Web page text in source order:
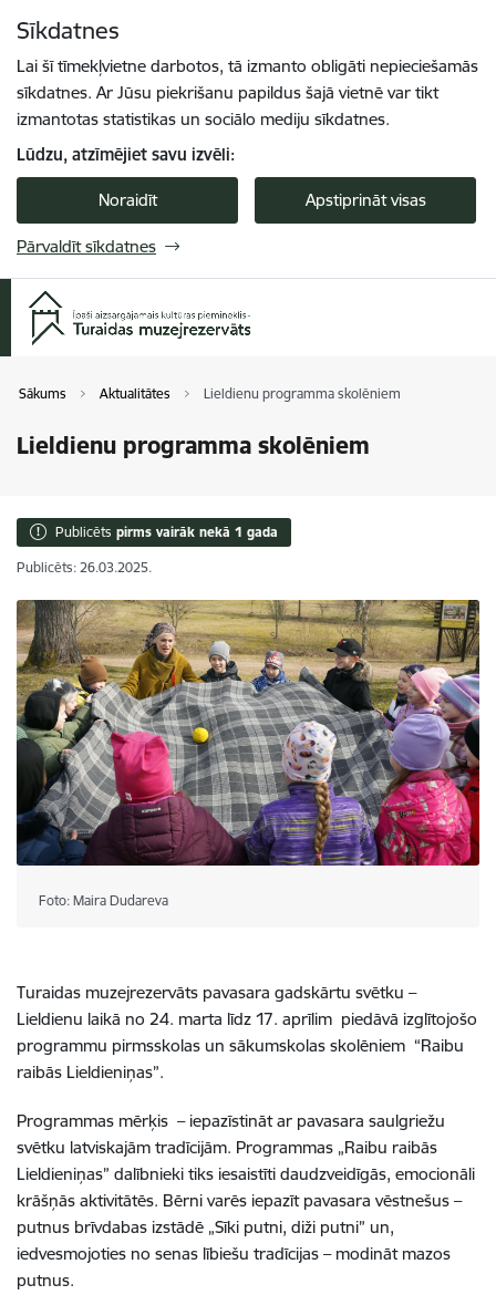
Sīkdatnes
Lai šī tīmekļvietne darbotos, tā izmanto obligāti nepieciešamās
sīkdatnes. Ar Jūsu piekrišanu papildus šajā vietnē var tikt
izmantotas statistikas un sociālo mediju sīkdatnes.
Lūdzu, atzīmējiet savu izvēli:
Noraidīt Apstiprināt visas
Pārvaldīt sīkdatnes
Sākums Aktualitātes Lieldienu programma skolēniem
Lieldienu programma skolēniem
Publicēts pirms vairāk nekā 1 gada
Publicēts: 26.03.2025.
Foto: Maira Dudareva
Turaidas muzejrezervāts pavasara gadskārtu svētku –
Lieldienu laikā no 24. marta līdz 17. aprīlim piedāvā izglītojošo
programmu pirmsskolas un sākumskolas skolēniem “Raibu
raibās Lieldieniņas”.
Programmas mērķis – iepazīstināt ar pavasara saulgriežu
svētku latviskajām tradīcijām. Programmas „Raibu raibās
Lieldieniņas” dalībnieki tiks iesaistīti daudzveidīgās, emocionāli
krāšņās aktivitātēs. Bērni varēs iepazīt pavasara vēstnešus –
putnus brīvdabas izstādē „Sīki putni, diži putni” un,
iedvesmojoties no senas lībiešu tradīcijas – modināt mazos
putnus.